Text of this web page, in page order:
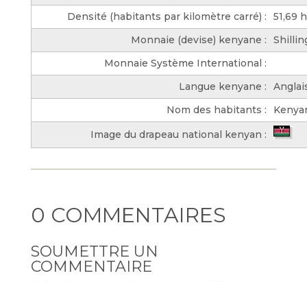
Densité (habitants par kilomètre carré) :
51,69
Monnaie (devise) kenyane :
Monnaie Système International :
Langue kenyane :
Nom des habitants :
Image du drapeau national kenyan :
0 COMMENTAIRES
SOUMETTRE UN
COMMENTAIRE